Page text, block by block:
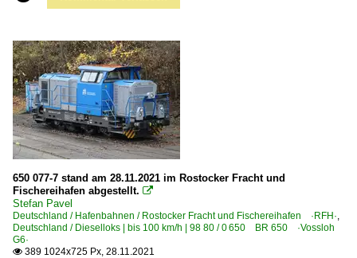
650 077-7 stand am 28.11.2021 im Rostocker Fracht und
Fischereihafen abgestellt. 
Stefan Pavel
Deutschland / Hafenbahnen / Rostocker Fracht und Fischereihafen ·RFH·
Deutschland / Dieselloks | bis 100 km/h | 98 80 / 0 650 BR 650 ·Vossloh
G6·
 389 1024x725 Px, 28.11.2021